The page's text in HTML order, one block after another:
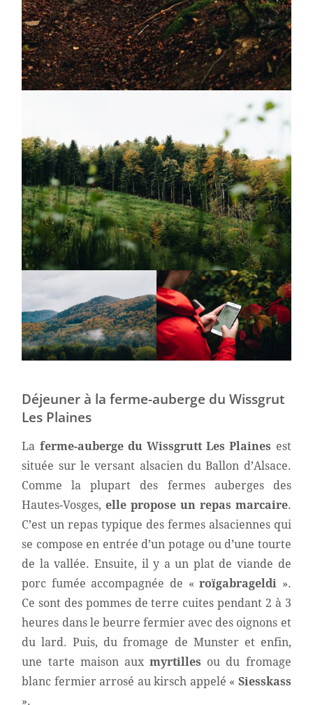
Déjeuner à la ferme-auberge du Wissgrut
Les Plaines
La ferme-auberge du Wissgrutt Les Plaines est
située sur le versant alsacien du Ballon d’Alsace.
Comme la plupart des fermes auberges des
Hautes-Vosges,elle propose un repas marcaire.
C’est un repas typique des fermes alsaciennes qui
se compose en entrée d’un potage ou d’une tourte
de la vallée. Ensuite, il y a un plat de viande de
porc fumée accompagnée de «roïgabrageldi ».
Ce sont des pommes de terre cuites pendant 2 à 3
heures dans le beurre fermier avec des oignons et
du lard. Puis, du fromage de Munster et enfin,
une tarte maison auxmyrtilles ou du fromage
blanc fermier arrosé au kirsch appelé « Siesskass
».